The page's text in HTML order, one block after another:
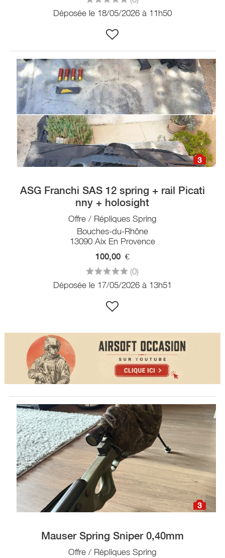
Déposée le 18/05/2026 à 11h50
3
ASG Franchi SAS 12 spring + rail Picati
nny + holosight
Offre / Répliques Spring
Bouches-du-Rhône
13090 Aix En Provence
100,00 €
(0)
Déposée le 17/05/2026 à 13h51
3
Mauser Spring Sniper 0,40mm
Offre / Répliques Spring